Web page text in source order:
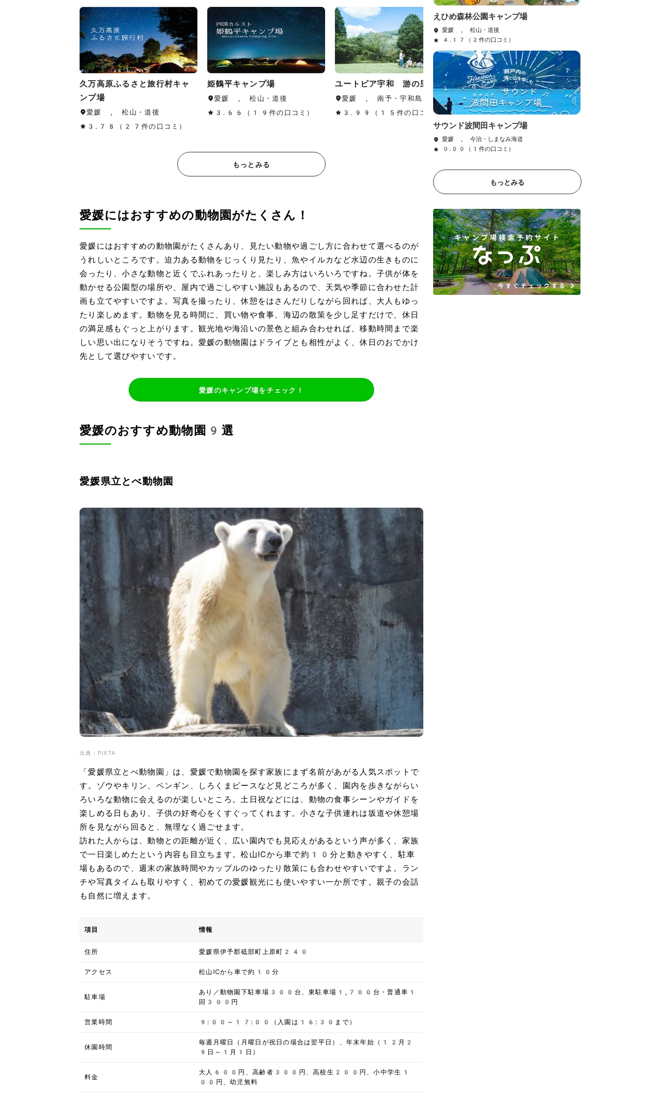
久万高原ふるさと旅行村キャ
ンプ場
愛媛 , 松山・道後
3.78（27件の口コミ）
姫鶴平キャンプ場
愛媛 , 松山・道後
3.66（19件の口コミ）
ユートピア宇和 游の里温泉
愛媛 , 南予・宇和島
3.99（15件の口コミ）
レアレアリゾートヴィラかも
いけオートサイト
愛媛 , 今治・しまなみ海道
0.00（0件の口コミ）
もっとみる
愛媛にはおすすめの動物園がたくさん！
愛媛にはおすすめの動物園がたくさんあり、見たい動物や過ごし方に合わせて選べるのが
うれしいところです。迫力ある動物をじっくり見たり、魚やイルカなど水辺の生きものに
会ったり、小さな動物と近くでふれあったりと、楽しみ方はいろいろですね。子供が体を
動かせる公園型の場所や、屋内で過ごしやすい施設もあるので、天気や季節に合わせた計
画も立てやすいですよ。写真を撮ったり、休憩をはさんだりしながら回れば、大人もゆっ
たり楽しめます。動物を見る時間に、買い物や食事、海辺の散策を少し足すだけで、休日
の満足感もぐっと上がります。観光地や海沿いの景色と組み合わせれば、移動時間まで楽
しい思い出になりそうですね。愛媛の動物園はドライブとも相性がよく、休日のおでかけ
先として選びやすいです。
愛媛のキャンプ場をチェック！
愛媛のおすすめ動物園9選
愛媛県立とべ動物園
出典：PIXTA
「愛媛県立とべ動物園」は、愛媛で動物園を探す家族にまず名前があがる人気スポットで
す。ゾウやキリン、ペンギン、しろくまピースなど見どころが多く、園内を歩きながらい
ろいろな動物に会えるのが楽しいところ。土日祝などには、動物の食事シーンやガイドを
楽しめる日もあり、子供の好奇心をくすぐってくれます。小さな子供連れは坂道や休憩場
所を見ながら回ると、無理なく過ごせます。
訪れた人からは、動物との距離が近く、広い園内でも見応えがあるという声が多く、家族
で一日楽しめたという内容も目立ちます。松山ICから車で約10分と動きやすく、駐車
場もあるので、週末の家族時間やカップルのゆったり散策にも合わせやすいですよ。ラン
チや写真タイムも取りやすく、初めての愛媛観光にも使いやすい一か所です。親子の会話
も自然に増えます。
項目 情報
住所 愛媛県伊予郡砥部町上原町240
アクセス 松山ICから車で約10分
駐車場
あり／動物園下駐車場300台、東駐車場1,700台・普通車1
回300円
営業時間 9:00～17:00（入園は16:30まで）
休園時間
毎週月曜日（月曜日が祝日の場合は翌平日）、年末年始（12月2
9日～1月1日）
料金
大人600円、高齢者300円、高校生200円、小中学生1
00円、幼児無料
えひめ森林公園キャンプ場
愛媛 , 松山・道後
4.17（2件の口コミ）
サウンド波間田キャンプ場
愛媛 , 今治・しまなみ海道
0.00（1件の口コミ）
もっとみる